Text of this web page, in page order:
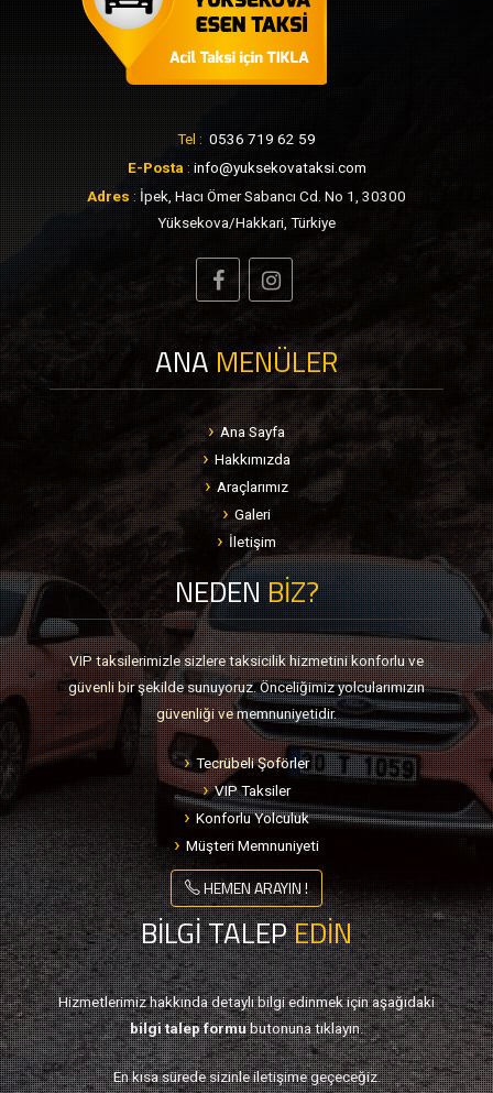
Tel : 0536 719 62 59
E-Posta : info@yuksekovataksi.com
Adres : İpek, Hacı Ömer Sabancı Cd. No 1, 30300
Yüksekova/Hakkari, Türkiye
ANA MENÜLER
Ana Sayfa
Hakkımızda
Araçlarımız
Galeri
İletişim
NEDENBİZ?
VIP taksilerimizle sizlere taksicilik hizmetini konforlu ve
güvenli bir şekilde sunuyoruz. Önceliğimiz yolcularımızın
güvenliği ve memnuniyetidir.
Tecrübeli Şoförler
VIP Taksiler
Konforlu Yolculuk
Müşteri Memnuniyeti
HEMEN ARAYIN !
BİLGİ TALEPEDİN
Hizmetlerimiz hakkında detaylı bilgi edinmek için aşağıdaki
bilgi talep formubutonuna tıklayın.
En kısa sürede sizinle iletişime geçeceğiz.